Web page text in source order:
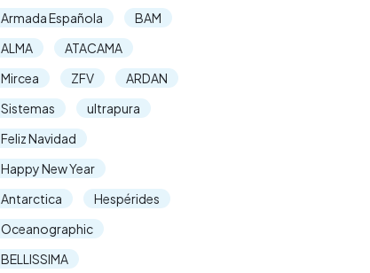
Armada Española
BAM
ALMA
ATACAMA
Mircea
ZFV
ARDAN
Sistemas
ultrapura
Feliz Navidad
Happy New Year
Antarctica
Hespérides
Oceanographic
BELLISSIMA